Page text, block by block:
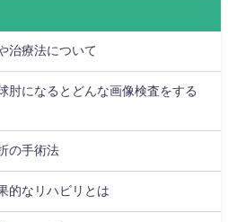
治療法について
肘になるとどんな画像検査をする
の手術法
的なリハビリとは